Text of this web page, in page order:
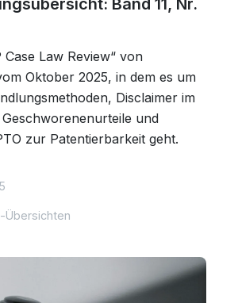
Band 11, Nr.
Case Law Review“ von
Oktober 2025, in dem es um
Disclaimer im
und
zur Patentierbarkeit geht.
Übersichten